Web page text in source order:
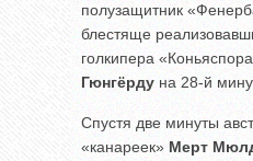
полузащитник
блестяще
голкипера
Гюнгёрду на 28-й
Спустя две минуты
«канареек» Мерт